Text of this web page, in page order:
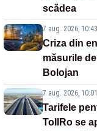
scădea
7 aug. 2026, 10:43
Criza din
măsurile
Bolojan
7 aug. 2026, 10:01
Tarifele
TollRo se